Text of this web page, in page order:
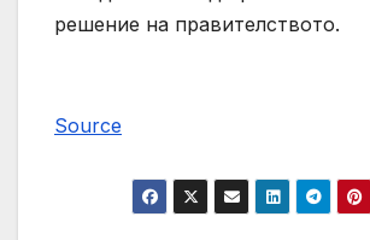
решение на правителството.
Source